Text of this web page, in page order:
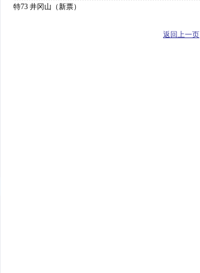
特73 井冈山（新票）
返回上一页